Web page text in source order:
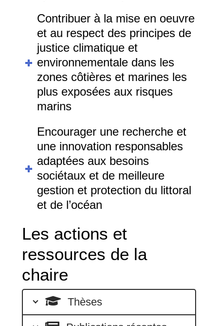
Contribuer à la mise en oeuvre
et au respect des principes de
justice climatique et
environnementale dans les
zones côtières et marines les
plus exposées aux risques
marins
Encourager une recherche et
une innovation responsables
adaptées aux besoins
sociétaux et de meilleure
gestion et protection du littoral
et de l’océan
Les actions et
ressources de la
chaire
Thèses